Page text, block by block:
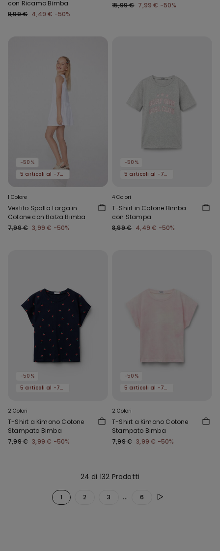
con Ricamo Bimba
8,99 € 4,49 € -50%
15,99 € 7,99 € -50%
-50%
5 articoli al -70%
1 Colore
Vestito Spalla Larga in
Cotone con Balza Bimba
7,99 € 3,99 € -50%
-50%
5 articoli al -70%
4 Colori
T-Shirt in Cotone Bimba
con Stampa
8,99 € 4,49 € -50%
-50%
5 articoli al -70%
2 Colori
T-Shirt a Kimono Cotone
Stampato Bimba
7,99 € 3,99 € -50%
-50%
5 articoli al -70%
2 Colori
T-Shirt a Kimono Cotone
Stampato Bimba
7,99 € 3,99 € -50%
24 di 132 Prodotti
1 2 3 ... 6